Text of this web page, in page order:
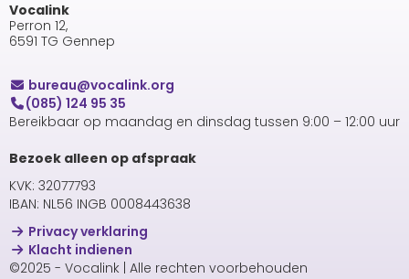
Vocalink
Perron 12,
6591 TG Gennep
uaerub@vocalink.org
(085) 124 95 35
Bereikbaar op maandag en dinsdag tussen 9:00 – 12:00 uur
Bezoek alleen op afspraak
KVK: 32077793
IBAN: NL56 INGB 0008443638
Privacy verklaring
Klacht indienen
©2025 - Vocalink | Alle rechten voorbehouden